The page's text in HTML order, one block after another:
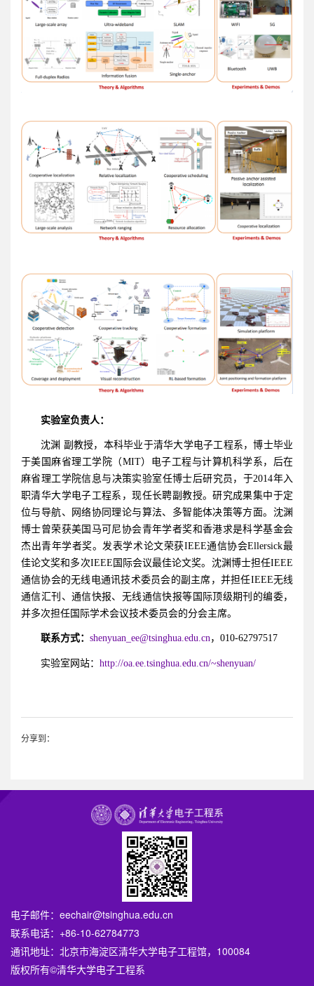
实验室负责人：
沈渊 副教授，本科毕业于清华大学电子工程系，博士毕业
于美国麻省理工学院（MIT）电子工程与计算机科学系，后在
麻省理工学院信息与决策实验室任博士后研究员，于2014年入
职清华大学电子工程系，现任长聘副教授。研究成果集中于定
位与导航、网络协同理论与算法、多智能体决策等方面。沈渊
博士曾荣获美国马可尼协会青年学者奖和香港求是科学基金会
杰出青年学者奖。发表学术论文荣获IEEE通信协会Ellersick最
佳论文奖和多次IEEE国际会议最佳论文奖。沈渊博士担任IEEE
通信协会的无线电通讯技术委员会的副主席，并担任IEEE无线
通信汇刊、通信快报、无线通信快报等国际顶级期刊的编委，
并多次担任国际学术会议技术委员会的分会主席。
联系方式： shenyuan_ee@tsinghua.edu.cn，010-62797517
实验室网站： http://oa.ee.tsinghua.edu.cn/~shenyuan/
分享到：
电子邮件： eechair@tsinghua.edu.cn
联系电话：+86-10-62784773
通讯地址：北京市海淀区清华大学电子工程馆，100084
版权所有©清华大学电子工程系